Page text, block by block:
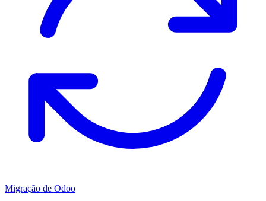
Migração de Odoo